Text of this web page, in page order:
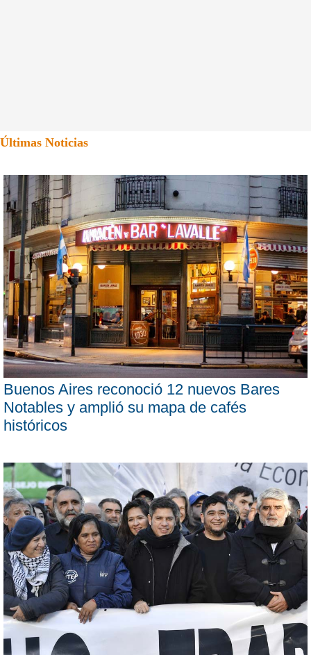
Últimas Noticias
Buenos Aires reconoció 12 nuevos Bares
Notables y amplió su mapa de cafés
históricos